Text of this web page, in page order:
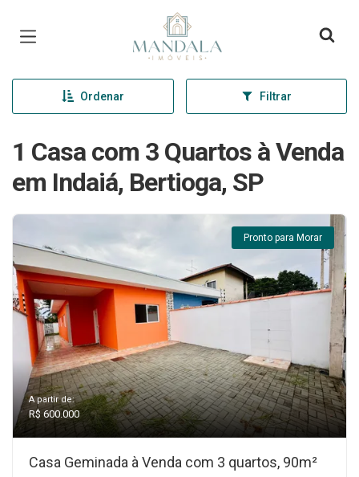
Página inicial
Ordenar Filtrar
1 Casa com 3 Quartos à Venda
em Indaiá, Bertioga, SP
Pronto para Morar
A partir de:
R$ 600.000
Casa Geminada à Venda com 3 quartos, 90m²